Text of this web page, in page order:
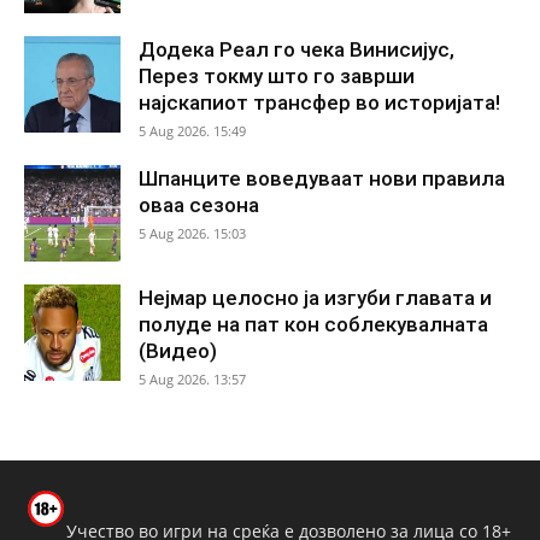
Додека Реал го чека Винисијус,
Перез токму што го заврши
најскапиот трансфер во историјата!
5 Aug 2026. 15:49
Шпанците воведуваат нови правила
оваа сезона
5 Aug 2026. 15:03
Нејмар целосно ја изгуби главата и
полуде на пат кон соблекувалната
(Видео)
5 Aug 2026. 13:57
Учество во игри на среќа е дозволено за лица со 18+